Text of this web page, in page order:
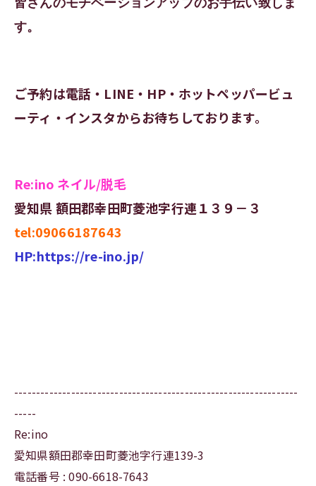
皆さんのモチベーションアップのお手伝い致しま
す。
ご予約は電話・LINE・HP・ホットペッパービュ
ーティ・インスタからお待ちしております。
Re:ino ネイル/脱毛
愛知県 額田郡幸田町菱池字行連１３９－３
tel:09066187643
HP:https://re-ino.jp/
-----------------------------------------------------------------
-----
Re:ino
愛知県額田郡幸田町菱池字行連139-3
電話番号 : 090-6618-7643